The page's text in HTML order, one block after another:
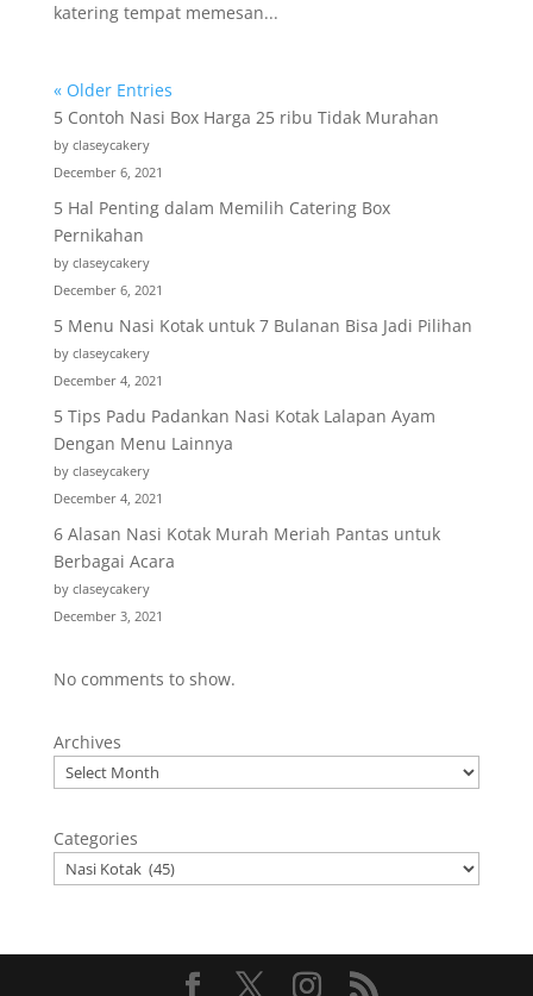
katering tempat memesan...
« Older Entries
5 Contoh Nasi Box Harga 25 ribu Tidak Murahan
by claseycakery
December 6, 2021
5 Hal Penting dalam Memilih Catering Box
Pernikahan
by claseycakery
December 6, 2021
5 Menu Nasi Kotak untuk 7 Bulanan Bisa Jadi Pilihan
by claseycakery
December 4, 2021
5 Tips Padu Padankan Nasi Kotak Lalapan Ayam
Dengan Menu Lainnya
by claseycakery
December 4, 2021
6 Alasan Nasi Kotak Murah Meriah Pantas untuk
Berbagai Acara
by claseycakery
December 3, 2021
No comments to show.
Archives
Categories